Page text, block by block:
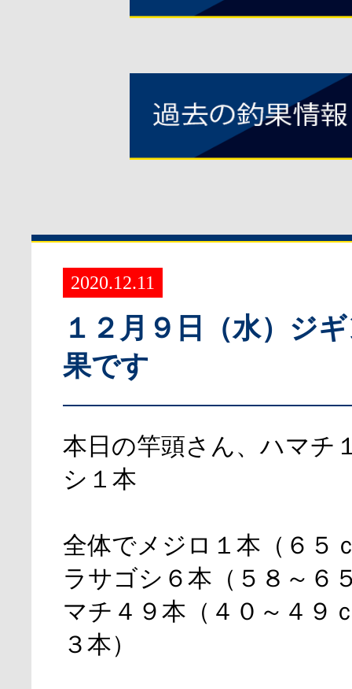
2020.12.11
１２月９日（水）ジ
果です
本日の竿頭さん、ハマチ
シ１本
全体でメジロ１本（６５
ラサゴシ６本（５８～６
マチ４９本（４０～４９
３本）